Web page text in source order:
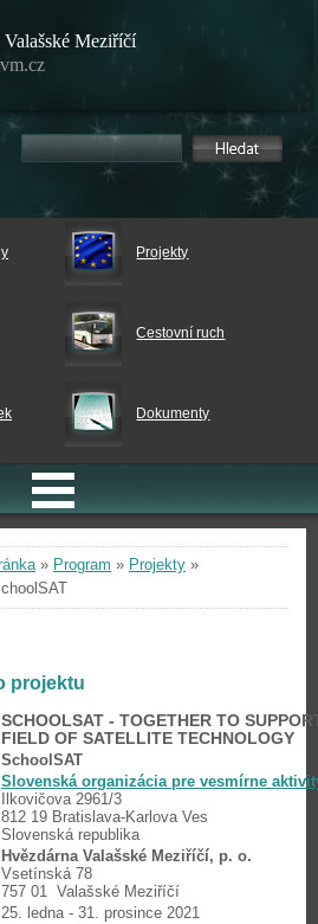
Valašské Meziříčí
Projekty
Cestovní ruch
Dokumenty
» Program » Projekty »
projektu
SCHOOLSAT - TOGETHER TO
FIELD OF SATELLITE TECHNOLOGY
SchoolSAT
Slovenská organizácia pre vesmírne
Ilkovičova 2961/3
812 19 Bratislava-Karlova Ves
Slovenská republika
Hvězdárna Valašské Meziříčí, p. o.
Vsetínská 78
757 01 Valašské Meziříčí
25. ledna - 31. prosince 2021